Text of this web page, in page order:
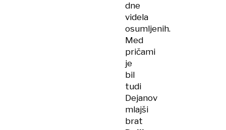
dne
videla
osumljenih.
Med
pričami
je
bil
tudi
Dejanov
mlajši
brat